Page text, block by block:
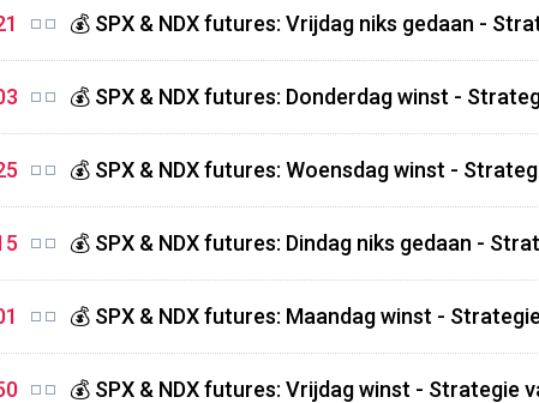
💰 SPX & NDX futures: Vrijdag niks gedaan -
💰 SPX & NDX futures: Donderdag winst -
💰 SPX & NDX futures: Woensdag winst -
💰 SPX & NDX futures: Dindag niks gedaan -
💰 SPX & NDX futures: Maandag winst -
💰 SPX & NDX futures: Vrijdag winst - Strategie